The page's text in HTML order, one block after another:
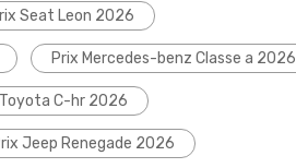
Seat Leon 2026
Prix Mercedes-benz Classe a 2026
C-hr 2026
Jeep Renegade 2026